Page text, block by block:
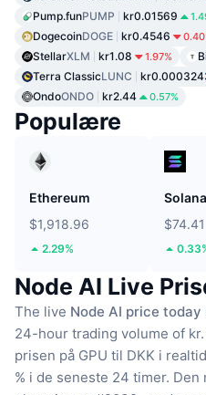
Pump.funPUMP kr0.01569
DogecoinDOGE kr0.4546
StellarXLM kr1.08 1.97%
Terra ClassicLUNC
OndoONDO kr2.44 0.57%
Populære
Ethereum
$1,918.96
2.29%
Solana
$74.41
Node AI Live
The live Node AI price today
24-hour trading volume of kr.
prisen på GPU til DKK i
% i de seneste 24 timer. Den